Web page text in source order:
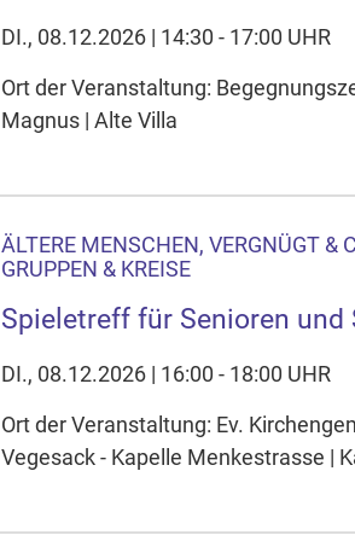
DI., 08.12.2026 | 14:30 - 17:00 UHR
Ort der Veranstaltung:
Magnus | Alte Villa
ÄLTERE MENSCHEN, VERGNÜGT &
GRUPPEN & KREISE
Spieletreff für Senioren und
DI., 08.12.2026 | 16:00 - 18:00 UHR
Ort der Veranstaltung: Ev.
Vegesack - Kapelle Menkestrasse |